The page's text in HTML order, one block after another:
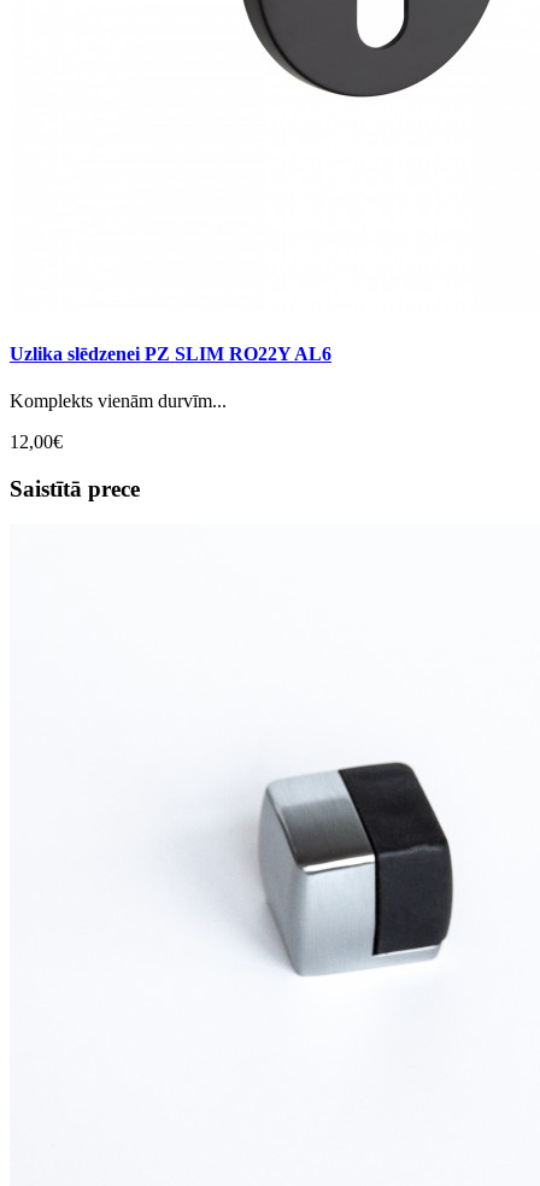
Uzlika slēdzenei PZ SLIM RO22Y AL6
Komplekts vienām durvīm...
12,00€
Saistītā prece